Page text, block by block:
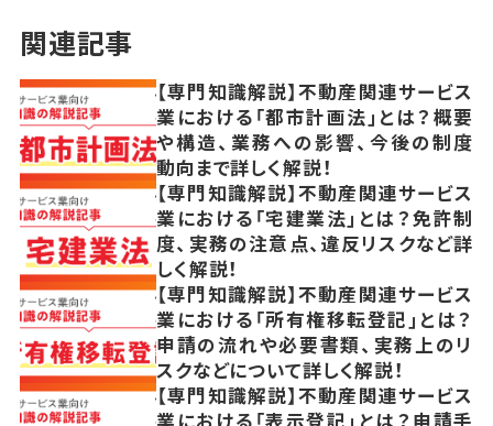
関連記事
【専門知識解説】不動産関連サービス
業における「都市計画法」とは？概要
や構造、業務への影響、今後の制度
動向まで詳しく解説！
【専門知識解説】不動産関連サービス
業における「宅建業法」とは？免許制
度、実務の注意点、違反リスクなど詳
しく解説！
【専門知識解説】不動産関連サービス
業における「所有権移転登記」とは？
申請の流れや必要書類、実務上のリ
スクなどについて詳しく解説！
【専門知識解説】不動産関連サービス
業における「表示登記」とは？申請手